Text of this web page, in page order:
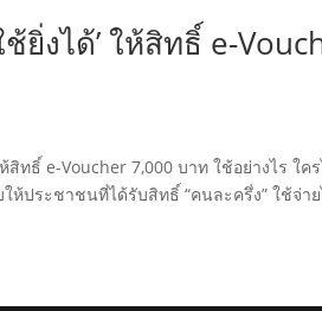
ช้ยิ่งได้’ ให้สิทธิ์ e-
ห้สิทธิ์ e-Voucher 7,000 บาท ใช้อย่างไร
ให้ประชาชนที่ได้รับสิทธิ์ “คนละครึ่ง” ใช้จ่